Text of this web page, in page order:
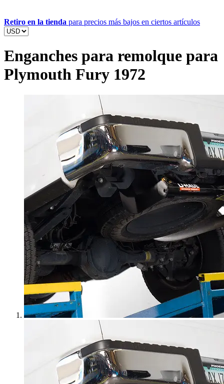
Retiro en la tienda para precios más bajos en ciertos artículos
Enganches para remolque para
Plymouth Fury 1972